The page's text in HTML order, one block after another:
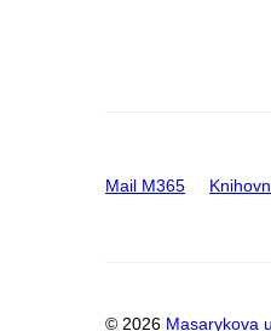
Mail M365
© 2026 Masarykova